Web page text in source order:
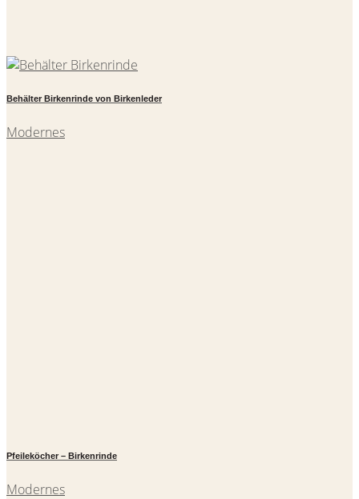
Behälter Birkenrinde von Birkenleder
Modernes
Pfeileköcher – Birkenrinde
Modernes